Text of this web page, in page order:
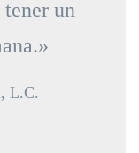
un
L.C.